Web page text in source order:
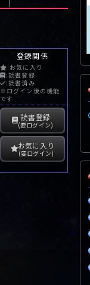
登録関係
:お気に入り
:読書登録
:読書済み
※ログイン後の機能
です
読書登録
(要ログイン)
お気に入り
(要ログイン)